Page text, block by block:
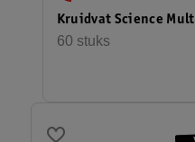
Kruidvat Science
60 stuks